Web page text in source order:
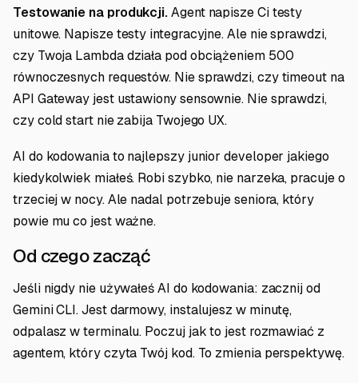
Testowanie na produkcji.Agent napisze Ci testy
unitowe. Napisze testy integracyjne. Ale nie sprawdzi,
czy Twoja Lambda działa pod obciążeniem 500
równoczesnych requestów. Nie sprawdzi, czy timeout na
API Gateway jest ustawiony sensownie. Nie sprawdzi,
czy cold start nie zabija Twojego UX.
AI do kodowania to najlepszy junior developer jakiego
kiedykolwiek miałeś. Robi szybko, nie narzeka, pracuje o
trzeciej w nocy. Ale nadal potrzebuje seniora, który
powie mu co jest ważne.
Od czego zacząć
Jeśli nigdy nie używałeś AI do kodowania: zacznij od
Gemini CLI. Jest darmowy, instalujesz w minutę,
odpalasz w terminalu. Poczuj jak to jest rozmawiać z
agentem, który czyta Twój kod. To zmienia perspektywę.